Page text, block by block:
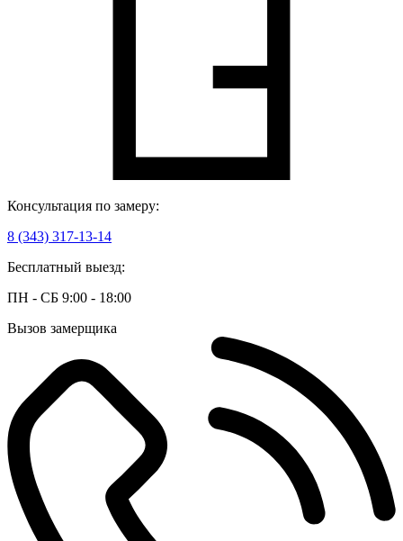
Консультация по замеру:
8 (343) 317-13-14
Бесплатный выезд:
ПН - СБ 9:00 - 18:00
Вызов замерщика